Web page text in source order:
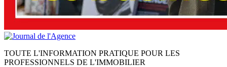
TOUTE L'INFORMATION PRATIQUE POUR LES
PROFESSIONNELS DE L'IMMOBILIER